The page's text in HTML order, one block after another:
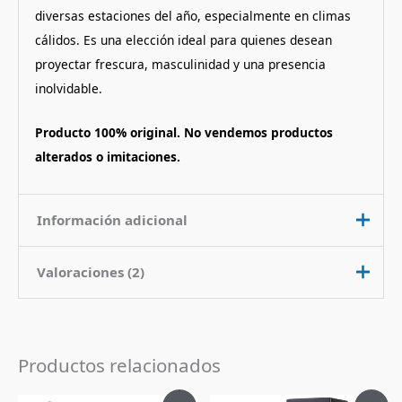
diversas estaciones del año, especialmente en climas
cálidos. Es una elección ideal para quienes desean
proyectar frescura, masculinidad y una presencia
inolvidable.
Producto 100% original. No vendemos productos
alterados o imitaciones.
Información adicional
Contenido
Pais de Origen Italia
Tipo de Perfume Eau de Toilette (edt)
Valoraciones (2)
Productos relacionados